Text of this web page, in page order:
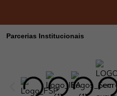
Parcerias Institucionais